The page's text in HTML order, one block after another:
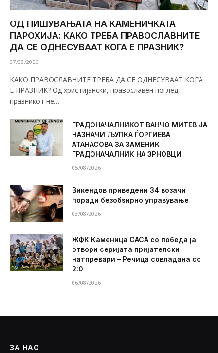
ОД ПИШУВАЊАТА НА КАМЕНИЧКАТА
ПАРОХИЈА: КАКО ТРЕБА ПРАВОСЛАВНИТЕ
ДА СЕ ОДНЕСУВААТ КОГА Е ПРАЗНИК?
07/08/2026
КАКО ПРАВОСЛАВНИТЕ ТРЕБА ДА СЕ ОДНЕСУВААТ КОГА
Е ПРАЗНИК? Од христијански, православен поглед,
празникот не…
ГРАДОНАЧАЛНИКОТ ВАНЧО МИТЕВ ЈА
НАЗНАЧИ ЉУПКА ЃОРГИЕВА
АТАНАСОВА ЗА ЗАМЕНИК
ГРАДОНАЧАЛНИК НА ЗРНОВЦИ
05/08/2026
Викендов приведени 34 возачи
поради безобѕирно управување
03/08/2026
ЖФК Каменица САСА со победа ја
отвори серијата пријателски
натпревари – Речица совладана со
2:0
06/08/2026
ЗА НАС